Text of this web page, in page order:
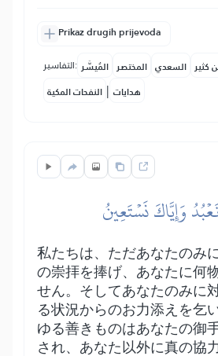
Prikaz drugih prijevoda
التفاسير: المُيسَّر المختصر السعدي كثير
النفحات المكية | هدايات
وَإِيَّاكَ نَسۡتَعِينُ
私たちは、ただあなたのみ
の崇拝を捧げ、あなたに何
せん。そしてあなたのみに
る状況からのお力添えを乞
ゆる善きものはあなたの御
され、あなた以外に真の協